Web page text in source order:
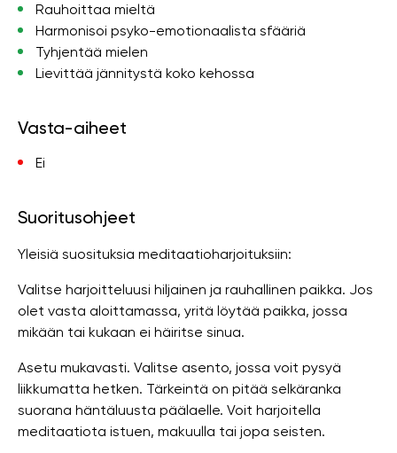
Rauhoittaa mieltä
Harmonisoi psyko-emotionaalista sfääriä
Tyhjentää mielen
Lievittää jännitystä koko kehossa
Vasta-aiheet
Ei
Suoritusohjeet
Yleisiä suosituksia meditaatioharjoituksiin:
Valitse harjoitteluusi hiljainen ja rauhallinen paikka. Jos
olet vasta aloittamassa, yritä löytää paikka, jossa
mikään tai kukaan ei häiritse sinua.
Asetu mukavasti. Valitse asento, jossa voit pysyä
liikkumatta hetken. Tärkeintä on pitää selkäranka
suorana häntäluusta päälaelle. Voit harjoitella
meditaatiota istuen, makuulla tai jopa seisten.